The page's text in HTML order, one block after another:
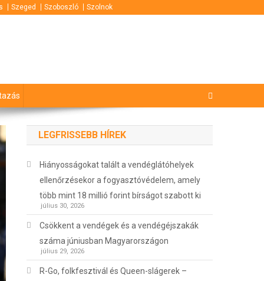
Szeged Szoboszló Szolnok
LEGFRISSEBB HÍREK
Hiányosságokat talált a vendéglátóhelyek
ellenőrzésekor a fogyasztóvédelem, amely
több mint 18 millió forint bírságot szabott ki
július 30, 2026
Csökkent a vendégek és a vendégéjszakák
száma júniusban Magyarországon
július 29, 2026
R-Go, folkfesztivál és Queen-slágerek –